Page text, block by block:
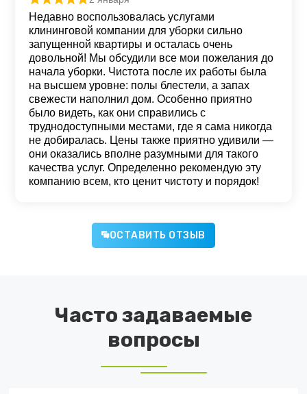
Оценка 5из 5
Недавно воспользовалась услугами
клининговой компании для уборки сильно
запущенной квартиры и осталась очень
довольной! Мы обсудили все мои пожелания до
начала уборки. Чистота после их работы была
на высшем уровне: полы блестели, а запах
свежести наполнил дом. Особенно приятно
было видеть, как они справились с
труднодоступными местами, где я сама никогда
не добиралась. Цены также приятно удивили —
они оказались вполне разумными для такого
качества услуг. Определенно рекомендую эту
компанию всем, кто ценит чистоту и порядок!
ОСТАВИТЬ ОТЗЫВ
Часто задаваемые
вопросы